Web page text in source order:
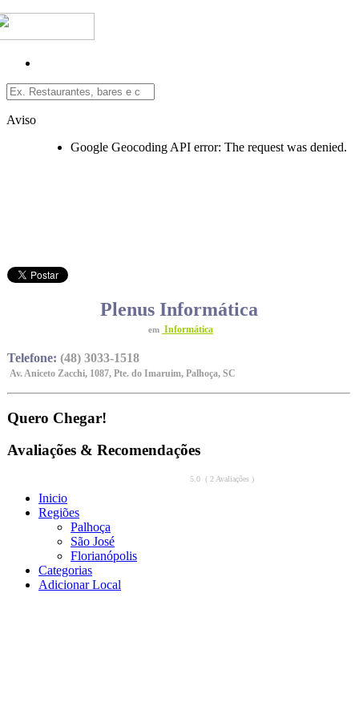
Aviso
Google Geocoding API error: The request was denied.
Plenus Informática
em Informática
Telefone: (48) 3033-1518
Av. Aniceto Zacchi, 1087, Pte. do Imaruim, Palhoça, SC
Quero Chegar!
Avaliações & Recomendações
5.0 ( 2 Avaliações )
Inicio
Regiões
Palhoça
São José
Florianópolis
Categorias
Adicionar Local